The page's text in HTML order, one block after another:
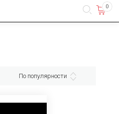
0
По популярности